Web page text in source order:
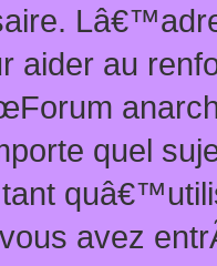
aider au
quel
avez